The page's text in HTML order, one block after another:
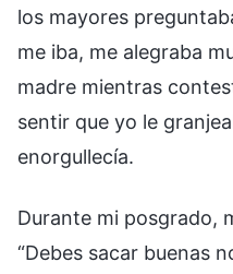
los mayores
me iba, me alegraba
madre mientras
sentir que yo le
enorgullecía.
Durante mi posgrado,
“Debes sacar buenas